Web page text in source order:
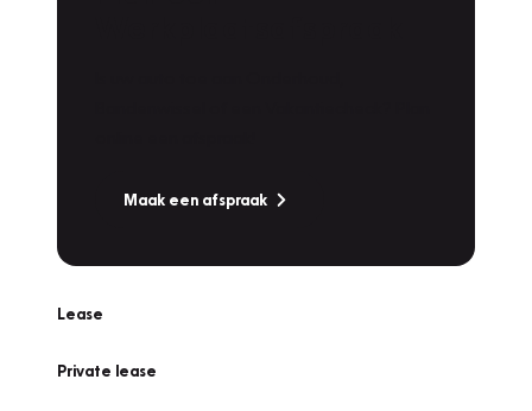
Maak een afspraak
Lease
Private lease